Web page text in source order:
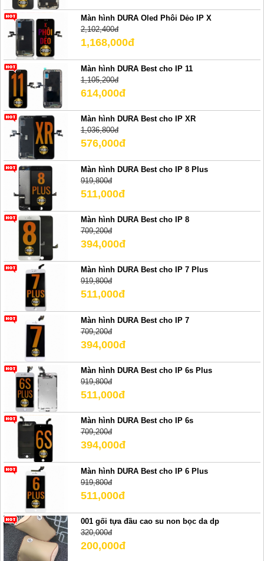
Màn hình DURA Oled Phôi Dẻo IP X
2,102,400đ
1,168,000đ
Màn hình DURA Best cho IP 11
1,105,200đ
614,000đ
Màn hình DURA Best cho IP XR
1,036,800đ
576,000đ
Màn hình DURA Best cho IP 8 Plus
919,800đ
511,000đ
Màn hình DURA Best cho IP 8
709,200đ
394,000đ
Màn hình DURA Best cho IP 7 Plus
919,800đ
511,000đ
Màn hình DURA Best cho IP 7
709,200đ
394,000đ
Màn hình DURA Best cho IP 6s Plus
919,800đ
511,000đ
Màn hình DURA Best cho IP 6s
709,200đ
394,000đ
Màn hình DURA Best cho IP 6 Plus
919,800đ
511,000đ
001 gối tựa đầu cao su non bọc da dp
320,000đ
200,000đ